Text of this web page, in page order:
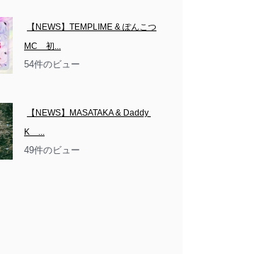
【NEWS】TEMPLIME & ぽんこつ
MC　初...
54件のビュー
【NEWS】MASATAKA & Daddy
K　...
49件のビュー